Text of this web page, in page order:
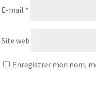
E-mail *
Site web
Enregistrer mon nom,